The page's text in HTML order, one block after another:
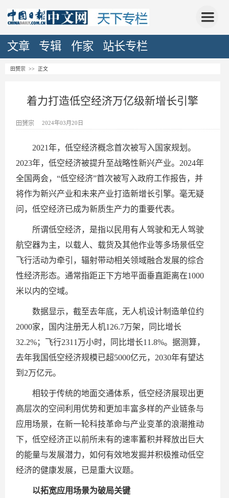
文章 专辑 作家 站长专栏
田赟宗 >> 正文
着力打造低空经济万亿级新增长引擎
田赟宗 2024年03月20日
2021年，低空经济概念首次被写入国家规划。
2023年，低空经济被提升至战略性新兴产业。2024年
全国两会，“低空经济”首次被写入政府工作报告，并
将作为新兴产业和未来产业打造新增长引擎。毫无疑
问，低空经济已成为新质生产力的重要代表。
所谓低空经济，是指以民用有人驾驶和无人驾驶
航空器为主，以载人、载货及其他作业等多场景低空
飞行活动为牵引，辐射带动相关领域融合发展的综合
性经济形态。通常指距正下方地平面垂直距离在1000
米以内的空域。
数据显示，截至去年底，无人机设计制造单位约
2000家，国内注册无人机126.7万架，同比增长
32.2%；飞行2311万小时，同比增长11.8%。据测算，
去年我国低空经济规模已超5000亿元，2030年有望达
到2万亿元。
相较于传统的地面交通体系，低空经济展现出更
高层次的空间利用优势和更加丰富多样的产业链条与
应用场景，在新一轮科技革命与产业变革的浪潮推动
下，低空经济正以前所未有的速率蓄积并释放出巨大
的能量与发展潜力，如何有效地发掘并积极推动低空
经济的健康发展，已是重大议题。
以拓宽应用场景为破局关键